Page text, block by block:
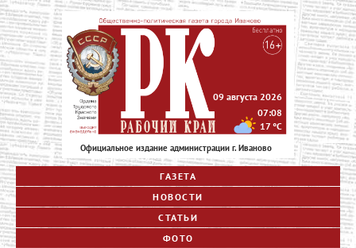
Официальное издание администрации г. Иваново
09 августа 2026
07:08
17 °C
ГАЗЕТА
НОВОСТИ
СТАТЬИ
ФОТО